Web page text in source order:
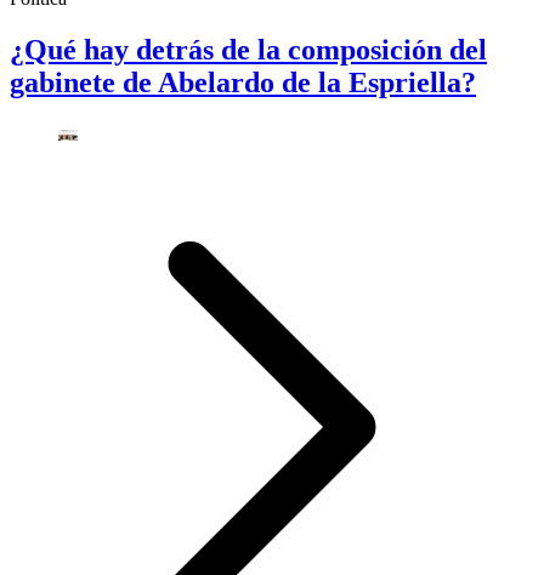
¿Qué hay detrás de la composición del
gabinete de Abelardo de la Espriella?